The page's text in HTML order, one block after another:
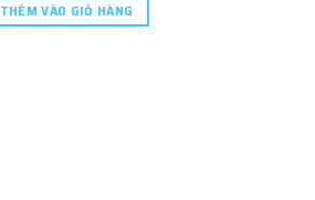
THÊM VÀO GIỎ HÀNG